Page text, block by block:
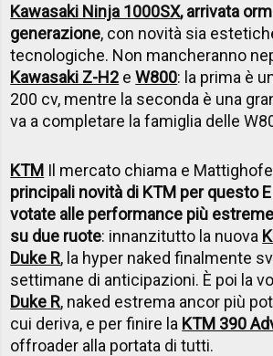
Kawasaki Ninja 1000SX, arrivata
generazione, con novità sia
tecnologiche. Non mancheranno
Kawasaki Z-H2 eW800: la prima è
200 cv, mentre la seconda è una
va a completare la famiglia delle
KTM Il mercato chiama e
principali novità di KTM per questo
votate alle performance più
su due ruote: innanzitutto la nuova
Duke R, la hyper naked finalmente
settimane di anticipazioni. È poi la
Duke R, naked estrema ancor più
cui deriva, e per finire la KTM 390
offroader alla portata di tutti.